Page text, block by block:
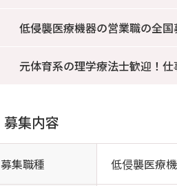
低侵襲医療機器の営業職の全
元体育系の理学療法士歓迎！
募集内容
募集職種 低侵襲医療